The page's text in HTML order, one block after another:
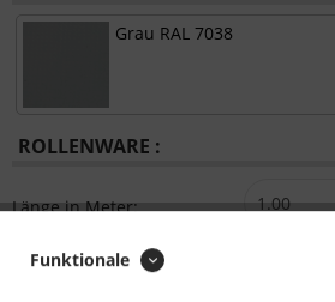
Grau RAL 7038
ROLLENWARE :
Länge in Meter:
Funktionale